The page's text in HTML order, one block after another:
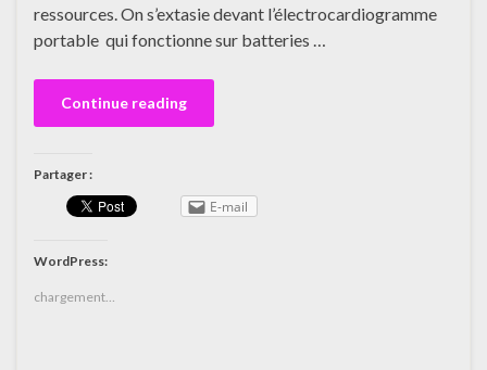
ressources. On s’extasie devant l’électrocardiogramme
portable qui fonctionne sur batteries …
Continue reading
Partager :
E-mail
WordPress:
chargement…